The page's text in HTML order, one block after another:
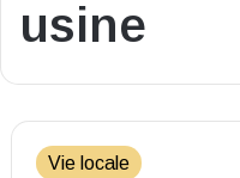
usine
Vie locale